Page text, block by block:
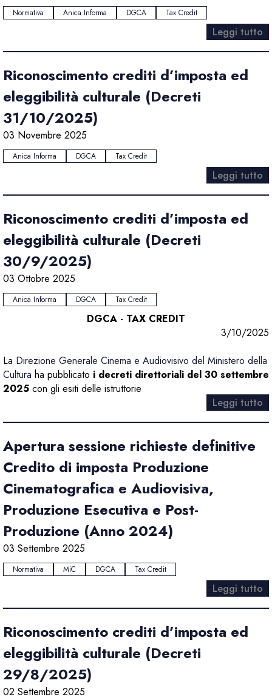
Normativa Anica Informa DGCA Tax Credit
Leggi tutto
Riconoscimento crediti d’imposta ed
eleggibilità culturale (Decreti
31/10/2025)
03 Novembre 2025
Anica Informa DGCA Tax Credit
Leggi tutto
Riconoscimento crediti d’imposta ed
eleggibilità culturale (Decreti
30/9/2025)
03 Ottobre 2025
Anica Informa DGCA Tax Credit
DGCA - TAX CREDIT
3/10/2025
La Direzione Generale Cinema e Audiovisivo del Ministero della
Cultura ha pubblicato i decreti direttoriali del 30 settembre
2025 con gli esiti delle istruttorie
Leggi tutto
Apertura sessione richieste definitive
Credito di imposta Produzione
Cinematografica e Audiovisiva,
Produzione Esecutiva e Post-
Produzione (Anno 2024)
03 Settembre 2025
Normativa MiC DGCA Tax Credit
Leggi tutto
Riconoscimento crediti d’imposta ed
eleggibilità culturale (Decreti
29/8/2025)
02 Settembre 2025